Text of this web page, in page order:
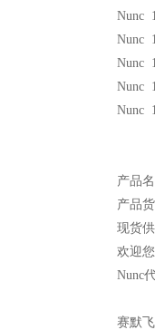
Nunc
Nunc
Nunc
Nunc
Nunc
产品
产品
现货
欢迎
Nunc
赛默